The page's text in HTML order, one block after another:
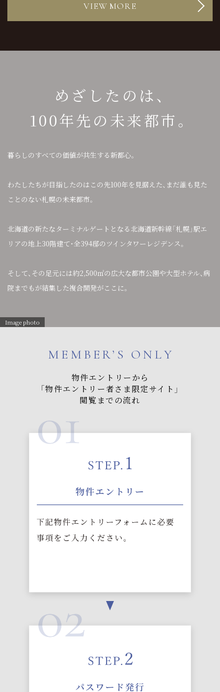
VIEW MORE
め ざ し た の は、
100年先 の 未来都市。
暮らしのすべての価値が共生する新都心。
わたしたちが目指したのはこの先100年を見据えた、 まだ誰も見た
ことのない札幌の未来都市。
北海道の新たなターミナルゲートとなる 北海道新幹線「札幌」駅エ
リアの地上30階建て・全394邸のツインタワーレジデンス。
そして、その足元には約2,500㎡の広大な都市公園や大型ホテル、病
院までもが結集した複合開発がここに。
Image photo
MEMBER’S ONLY
物件エントリーから
「物件エントリー者さま限定サイト」
閲覧までの流れ